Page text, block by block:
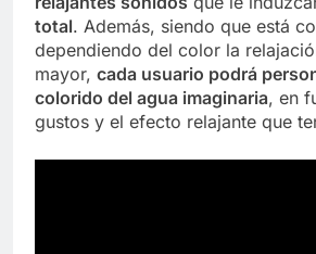
total. Además, siendo que está
dependiendo del color la
mayor, cada usuario podrá
colorido del agua imaginaria, en
gustos y el efecto relajante que